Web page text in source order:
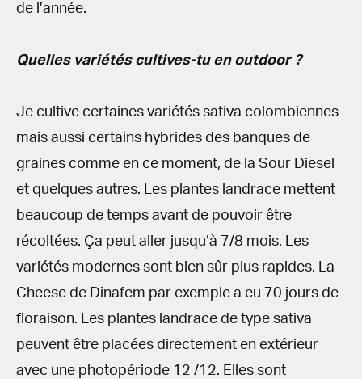
de l’année.
Quelles variétés cultives-tu en outdoor ?
Je cultive certaines variétés sativa colombiennes
mais aussi certains hybrides des banques de
graines comme en ce moment, de la Sour Diesel
et quelques autres. Les plantes landrace mettent
beaucoup de temps avant de pouvoir être
récoltées. Ça peut aller jusqu’à 7/8 mois. Les
variétés modernes sont bien sûr plus rapides. La
Cheese de Dinafem par exemple a eu 70 jours de
floraison. Les plantes landrace de type sativa
peuvent être placées directement en extérieur
avec une photopériode 12 /12. Elles sont